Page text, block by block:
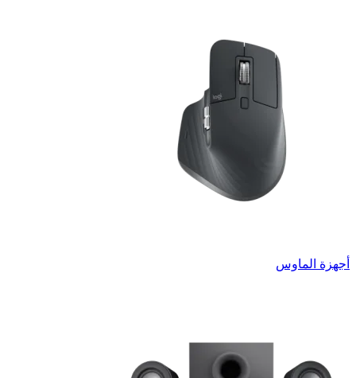
أجهزة الماوس